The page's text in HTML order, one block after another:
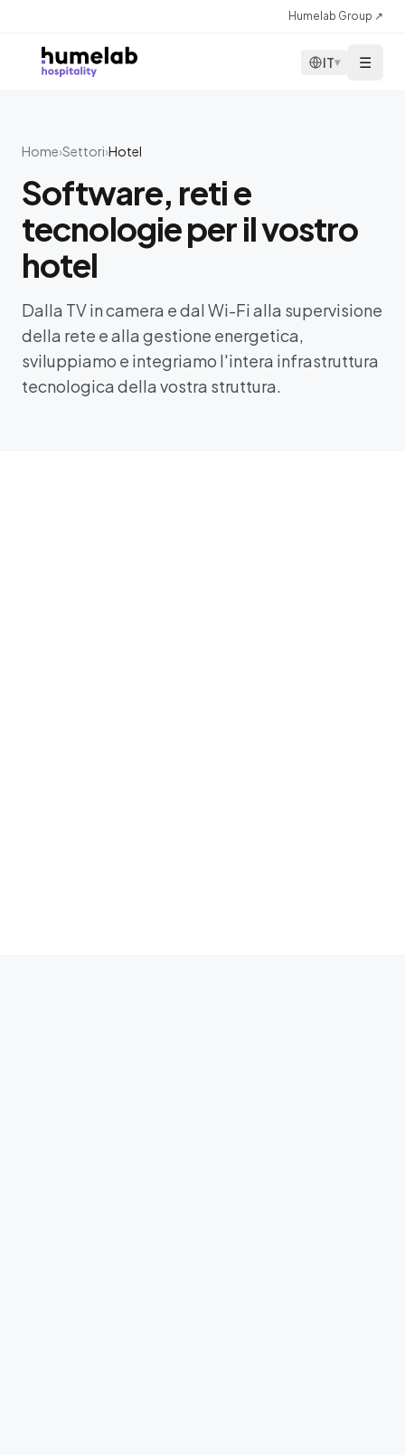
Humelab Group ↗
IT▾ ☰
Home›Settori›Hotel
Software, reti e
tecnologie per il vostro
hotel
Dalla TV in camera e dal Wi-Fi alla supervisione
della rete e alla gestione energetica,
sviluppiamo e integriamo l'intera infrastruttura
tecnologica della vostra struttura.